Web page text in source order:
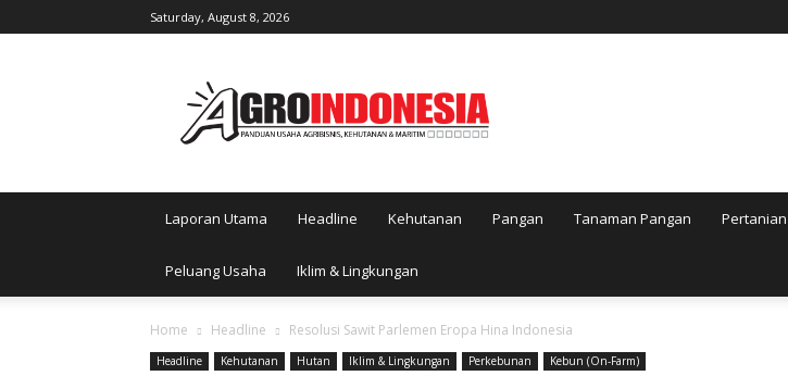
Saturday, August 8, 2026
Laporan Utama Headline Kehutanan Pangan Tanaman Pangan Pertanian
Peluang Usaha Iklim & Lingkungan
Home Headline Resolusi Sawit Parlemen Eropa Hina Indonesia
Headline Kehutanan Hutan Iklim & Lingkungan Perkebunan Kebun (On-Farm)